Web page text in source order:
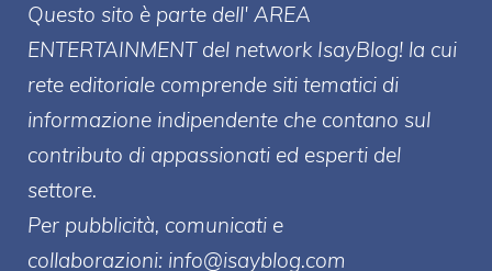
Questo sito è parte dell' AREA
ENTERTAINMENT del network IsayBlog! la cui
rete editoriale comprende siti tematici di
informazione indipendente che contano sul
contributo di appassionati ed esperti del
settore.
Per pubblicità, comunicati e
collaborazioni: info@isayblog.com